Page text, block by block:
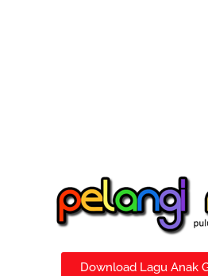
Download Lagu Anak